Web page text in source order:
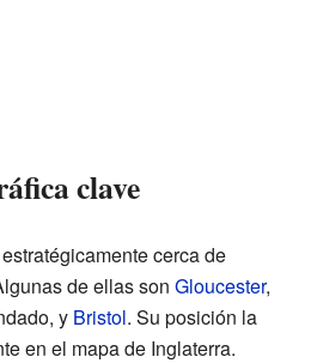
clave
cerca de
de ellas son Gloucester,
y Bristol. Su posición la
en el mapa de Inglaterra.